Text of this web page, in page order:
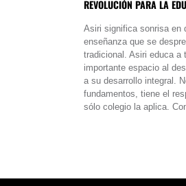
REVOLUCIÓN PARA LA
Asiri significa sonrisa en
enseñanza que se
tradicional. Asiri educa a
importante espacio al
a su desarrollo integral.
fundamentos, tiene el
sólo colegio la aplica.